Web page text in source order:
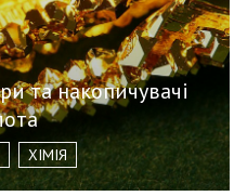
та накопичувачі
ХІМІЯ